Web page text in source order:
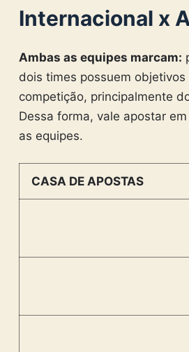
Internacional x
Ambas as equipes marcam:
dois times possuem objetivos
competição, principalmente
Dessa forma, vale apostar
as equipes.
CASA DE APOSTAS